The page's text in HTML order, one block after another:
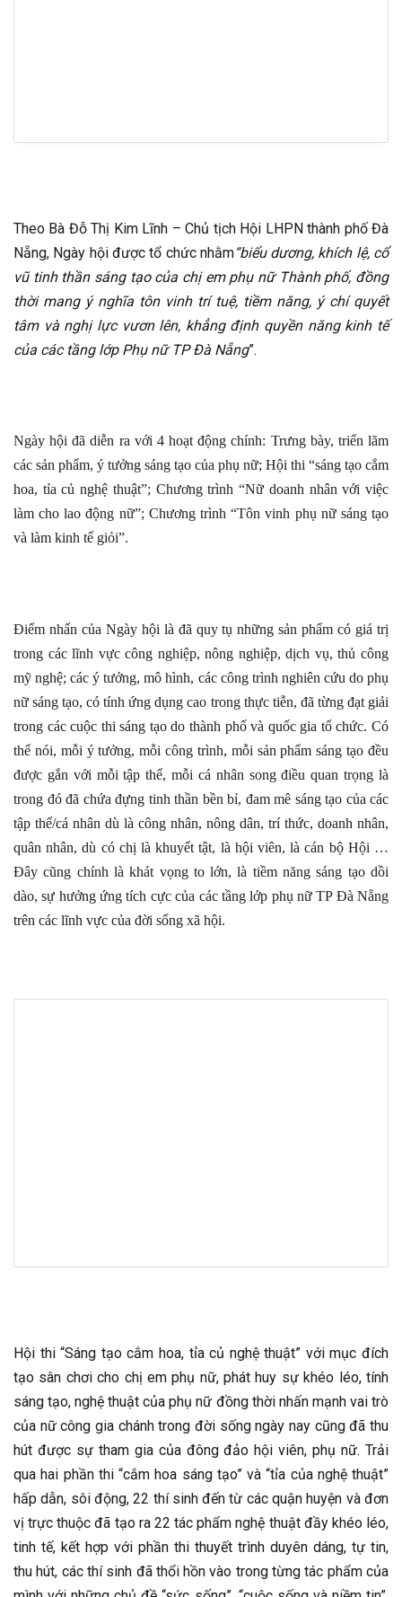
Theo Bà Đỗ Thị Kim Lĩnh – Chủ tịch Hội LHPN thành phố Đà
Nẵng, Ngày hội được tổ chức nhằm“biểu dương, khích lệ, cổ
vũ tinh thần sáng tạo của chị em phụ nữ Thành phố, đồng
thời mang ý nghĩa tôn vinh trí tuệ, tiềm năng, ý chí quyết
tâm và nghị lực vươn lên, khẳng định quyền năng kinh tế
của các tầng lớp Phụ nữ TP Đà Nẵng”.
Ngày hội đã diễn ra với 4 hoạt động chính: Trưng bày, triển lãm
các sản phẩm, ý tưởng sáng tạo của phụ nữ; Hội thi “sáng tạo cắm
hoa, tỉa củ nghệ thuật”; Chương trình “Nữ doanh nhân với việc
làm cho lao động nữ”; Chương trình “Tôn vinh phụ nữ sáng tạo
và làm kinh tế giỏi”.
Điểm nhấn của Ngày hội là đã quy tụ những sản phẩm có giá trị
trong các lĩnh vực công nghiệp, nông nghiệp, dịch vụ, thủ công
mỹ nghệ; các ý tưởng, mô hình, các công trình nghiên cứu do phụ
nữ sáng tạo, có tính ứng dụng cao trong thực tiễn, đã từng đạt giải
trong các cuộc thi sáng tạo do thành phố và quốc gia tổ chức. Có
thể nói, mỗi ý tưởng, mỗi công trình, mỗi sản phẩm sáng tạo đều
được gắn với mỗi tập thể, mỗi cá nhân song điều quan trọng là
trong đó đã chứa đựng tinh thần bền bỉ, đam mê sáng tạo của các
tập thể/cá nhân dù là công nhân, nông dân, trí thức, doanh nhân,
quân nhân, dù có chị là khuyết tật, là hội viên, là cán bộ Hội …
Đây cũng chính là khát vọng to lớn, là tiềm năng sáng tạo dồi
dào, sự hưởng ứng tích cực của các tầng lớp phụ nữ TP Đà Nẵng
trên các lĩnh vực của đời sống xã hội.
Hội thi “Sáng tạo cắm hoa, tỉa củ nghệ thuật” với mục đích
tạo sân chơi cho chị em phụ nữ, phát huy sự khéo léo, tính
sáng tạo, nghệ thuật của phụ nữ đồng thời nhấn mạnh vai trò
của nữ công gia chánh trong đời sống ngày nay cũng đã thu
hút được sự tham gia của đông đảo hội viên, phụ nữ. Trải
qua hai phần thi “cắm hoa sáng tạo” và “tỉa của nghệ thuật”
hấp dẫn, sôi động, 22 thí sinh đến từ các quận huyện và đơn
vị trực thuộc đã tạo ra 22 tác phẩm nghệ thuật đầy khéo léo,
tinh tế, kết hợp với phần thi thuyết trình duyên dáng, tự tin,
thu hút, các thí sinh đã thổi hồn vào trong từng tác phẩm của